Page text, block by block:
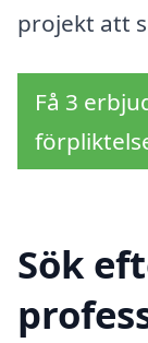
projekt att
Få 3
Sök